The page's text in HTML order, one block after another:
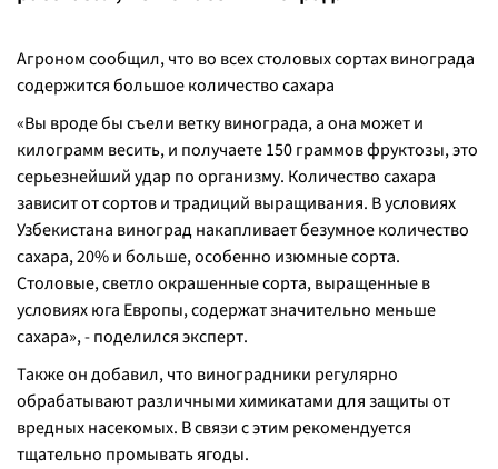
Агроном сообщил, что во всех столовых сортах винограда
содержится большое количество сахара
«Вы вроде бы съели ветку винограда, а она может и
килограмм весить, и получаете 150 граммов фруктозы, это
серьезнейший удар по организму. Количество сахара
зависит от сортов и традиций выращивания. В условиях
Узбекистана виноград накапливает безумное количество
сахара, 20% и больше, особенно изюмные сорта.
Столовые, светло окрашенные сорта, выращенные в
условиях юга Европы, содержат значительно меньше
сахара», - поделился эксперт.
Также он добавил, что виноградники регулярно
обрабатывают различными химикатами для защиты от
вредных насекомых. В связи с этим рекомендуется
тщательно промывать ягоды.